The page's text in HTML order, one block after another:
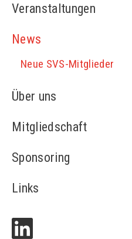
Veranstaltungen
Frühere Kongresse /
Tagungen
News
Neue SVS-Mitglieder
Über uns
Vorstand
MV+ und SVS-Kongress
Statuten
Kontakt
Mitgliedschaft
Medienspiegel
Sponsoring
Links